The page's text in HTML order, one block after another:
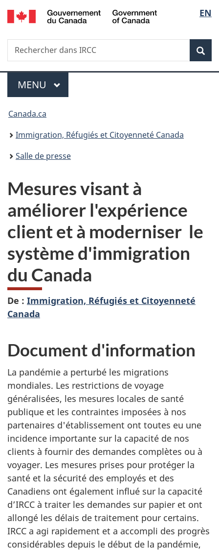
Passer
au
Passer
à
du
Passer
à
simplifiée
de
la
EN
Recherche
Rechercher
dans
Menu
MENU PRINCIPAL
Vous
êtes
ici :
Canada.ca
Immigration, Réfugiés et Citoyenneté Canada
Salle de presse
Mesures visant à
améliorer l'expérience
client et à moderniser le
système d'immigration
du Canada
De : Immigration, Réfugiés et Citoyenneté
Canada
Document d'information
La pandémie a perturbé les migrations
mondiales. Les restrictions de voyage
généralisées, les mesures locales de santé
publique et les contraintes imposées à nos
partenaires d'établissement ont toutes eu une
incidence importante sur la capacité de nos
clients à fournir des demandes complètes ou à
voyager. Les mesures prises pour protéger la
santé et la sécurité des employés et des
Canadiens ont également influé sur la capacité
d’IRCC à traiter les demandes sur papier et ont
allongé les délais de traitement pour certains.
IRCC a agi rapidement et a accompli des progrès
considérables depuis le début de la pandémie,